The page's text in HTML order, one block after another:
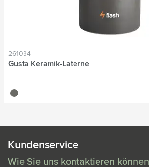
261034
Gusta Keramik-Laterne
gris
Kundenservice
Wie Sie uns kontaktieren können